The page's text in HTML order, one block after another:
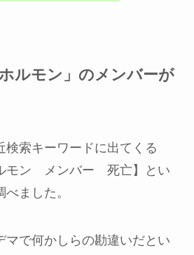
ルモン」のメンバーが
検索キーワードに出てくる
ルモン メンバー 死亡】とい
ました。
マで何かしらの勘違いだとい